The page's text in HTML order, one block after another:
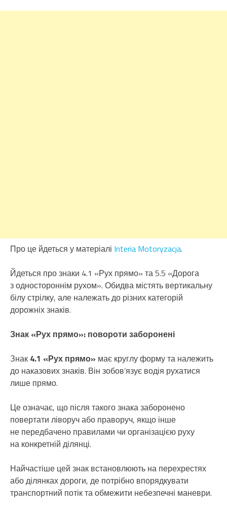
Про це йдеться у матеріалі Interia Motoryzacja.
Йдеться про знаки 4.1 «Рух прямо» та 5.5 «Дорога
з одностороннім рухом». Обидва містять вертикальну
білу стрілку, але належать до різних категорій
дорожніх знаків.
Знак «Рух прямо»: повороти заборонені
Знак 4.1 «Рух прямо» має круглу форму та належить
до наказових знаків. Він зобов’язує водія рухатися
лише прямо.
Це означає, що після такого знака заборонено
повертати ліворуч або праворуч, якщо інше
не передбачено правилами чи організацією руху
на конкретній ділянці.
Найчастіше цей знак встановлюють на перехрестях
або ділянках дороги, де потрібно впорядкувати
транспортний потік та обмежити небезпечні маневри.